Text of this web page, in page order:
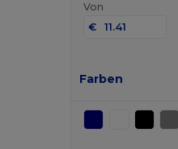
Von
€
Farben